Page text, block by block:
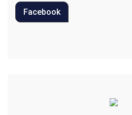
Editoriais
Facebook